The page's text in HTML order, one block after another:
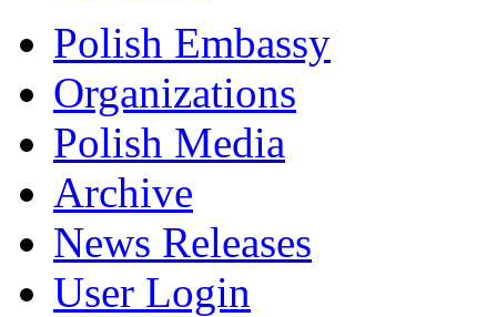
Polish Embassy
Organizations
Polish Media
Archive
News Releases
User Login